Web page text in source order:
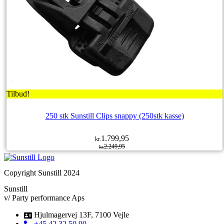
Tilbud!
250 stk Sunstill Clips snappy (250stk kasse)
kr.2.249,95
Den
oprindelige
kr.2.249,95.
kr.1.799,95
Den
aktuelle
kr.1.799,95.
Copyright Sunstill 2024
Sunstill
v/ Party performance Aps
Hjulmagervej 13F, 7100 Vejle